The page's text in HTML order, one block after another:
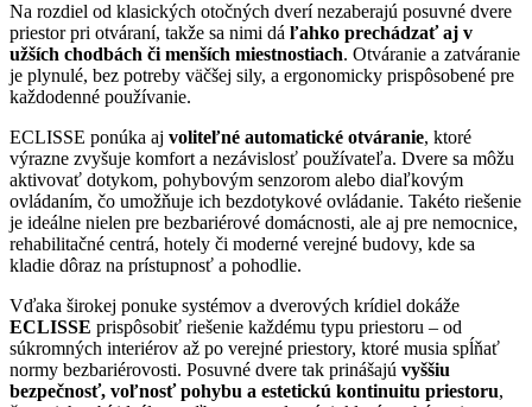
Na rozdiel od klasických otočných dverí nezaberajú posuvné dvere
priestor pri otváraní, takže sa nimi dá ľahko prechádzať aj v
užších chodbách či menších miestnostiach. Otváranie a zatváranie
je plynulé, bez potreby väčšej sily, a ergonomicky prispôsobené pre
každodenné používanie.
ECLISSE ponúka aj voliteľné automatické otváranie, ktoré
výrazne zvyšuje komfort a nezávislosť používateľa. Dvere sa môžu
aktivovať dotykom, pohybovým senzorom alebo diaľkovým
ovládaním, čo umožňuje ich bezdotykové ovládanie. Takéto riešenie
je ideálne nielen pre bezbariérové domácnosti, ale aj pre nemocnice,
rehabilitačné centrá, hotely či moderné verejné budovy, kde sa
kladie dôraz na prístupnosť a pohodlie.
Vďaka širokej ponuke systémov a dverových krídiel dokáže
ECLISSE prispôsobiť riešenie každému typu priestoru – od
súkromných interiérov až po verejné priestory, ktoré musia spĺňať
normy bezbariérovosti. Posuvné dvere tak prinášajú vyššiu
bezpečnosť, voľnosť pohybu a estetickú kontinuitu priestoru,